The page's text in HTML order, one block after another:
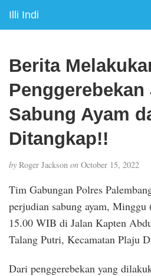
Illi Indi
Berita
Penggerebekan
Sabung Ayam
Ditangkap!!
by Roger Jackson on October 15, 2022
Tim Gabungan Polres
perjudian sabung ayam,
15.00 WIB di Jalan Kapten
Talang Putri, Kecamatan Plaju
Dari penggerebekan yang